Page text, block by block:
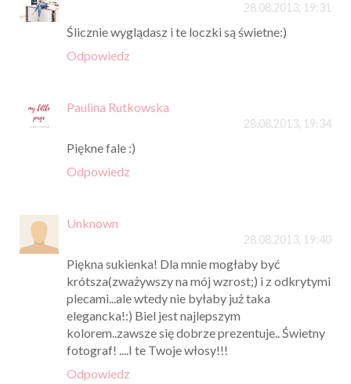
28.08.2013, 19:31
Ślicznie wyglądasz i te loczki są świetne:)
Odpowiedz
Paulina Rutkowska
28.08.2013, 19:34
Piękne fale :)
Odpowiedz
Unknown
28.08.2013, 19:40
Piękna sukienka! Dla mnie mogłaby być
krótsza(zważywszy na mój wzrost;) i z odkrytymi
plecami...ale wtedy nie byłaby już taka
elegancka!:) Biel jest najlepszym
kolorem..zawsze się dobrze prezentuje.. Świetny
fotograf! ....I te Twoje włosy!!!
Odpowiedz